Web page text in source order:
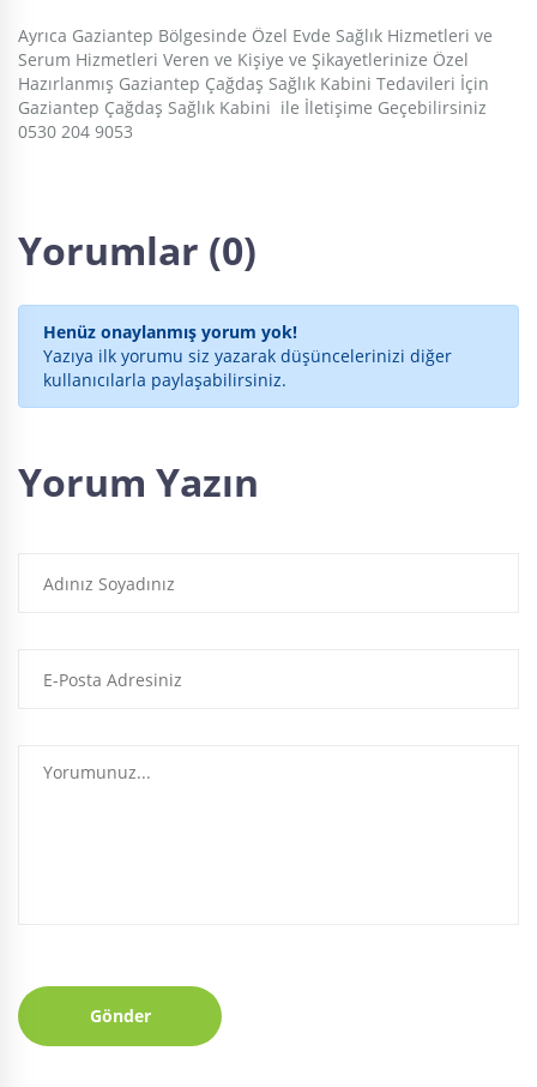
Ayrıca Gaziantep Bölgesinde Özel Evde Sağlık Hizmetleri ve
Serum Hizmetleri Veren ve Kişiye ve Şikayetlerinize Özel
Hazırlanmış Gaziantep Çağdaş Sağlık Kabini Tedavileri İçin
Gaziantep Çağdaş Sağlık Kabini ile İletişime Geçebilirsiniz
0530 204 9053
Yorumlar (0)
Henüz onaylanmış yorum yok!
Yazıya ilk yorumu siz yazarak düşüncelerinizi diğer
kullanıcılarla paylaşabilirsiniz.
Yorum Yazın
Gönder